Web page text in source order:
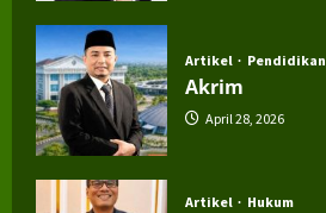
Artikel Pendidikan
Akrim
April 28, 2026
Artikel Hukum